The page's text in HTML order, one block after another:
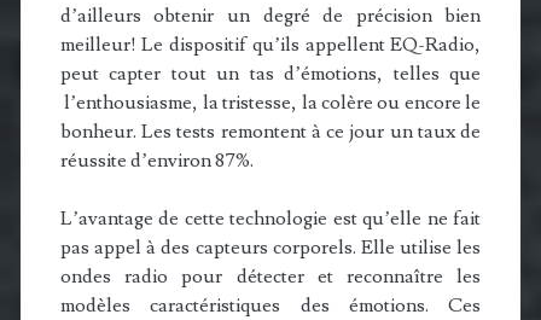
d’ailleurs obtenir un degré de précision bien
meilleur! Le dispositif qu’ils appellent EQ-Radio,
peut capter tout un tas d’émotions, telles que
l’enthousiasme, la tristesse, la colère ou encore le
bonheur. Les tests remontent à ce jour un taux de
réussite d’environ 87%.
L’avantage de cette technologie est qu’elle ne fait
pas appel à des capteurs corporels. Elle utilise les
ondes radio pour détecter et reconnaître les
modèles caractéristiques des émotions. Ces